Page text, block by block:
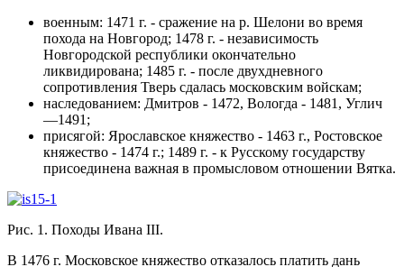
военным: 1471 г. - сражение на р. Шелони во время
похода на Новгород; 1478 г. - независимость
Новгородской республики окончательно
ликвидирована; 1485 г. - после двухдневного
сопротивления Тверь сдалась московским войскам;
наследованием: Дмитров - 1472, Вологда - 1481, Углич
—1491;
присягой: Ярославское княжество - 1463 г., Ростовское
княжество - 1474 г.; 1489 г. - к Русскому государству
присоединена важная в промысловом отношении Вятка.
Рис. 1. Походы Ивана III.
В 1476 г. Московское княжество отказалось платить дань